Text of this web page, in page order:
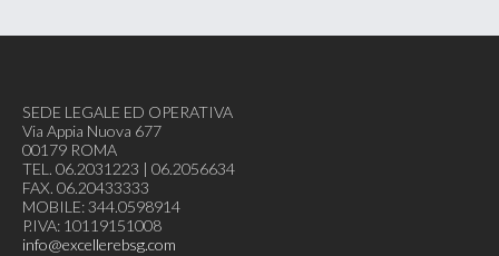
SEDE LEGALE ED OPERATIVA
Via Appia Nuova 677
00179 ROMA
TEL. 06.2031223 | 06.2056634
FAX. 06.20433333
MOBILE: 344.0598914
P.IVA: 10119151008
info@excellerebsg.com